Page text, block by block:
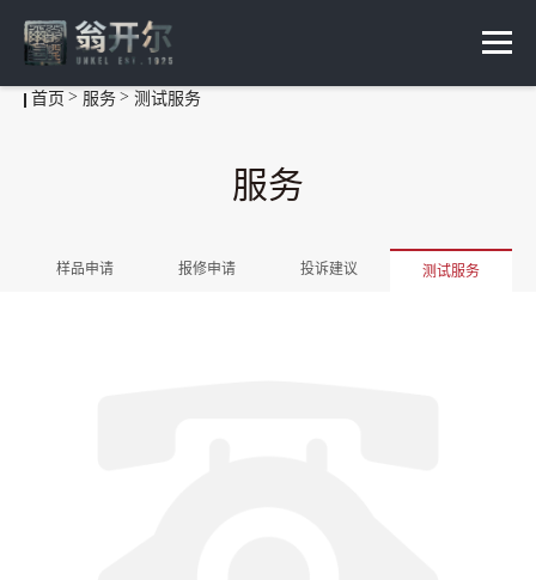
首页 服务 测试服务
服务
样品申请 报修申请 投诉建议 测试服务